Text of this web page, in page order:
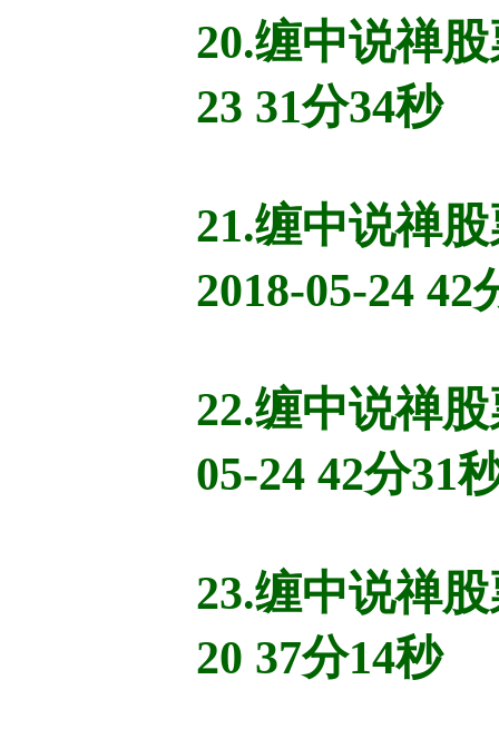
20.缠中说禅
23 31分34秒
21.缠中说禅
2018-05-24 42
22.缠中说禅
05-24 42分31
23.缠中说禅
20 37分14秒